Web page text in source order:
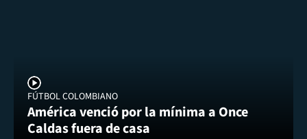
FÚTBOL COLOMBIANO
América venció por la mínima a Once
Caldas fuera de casa